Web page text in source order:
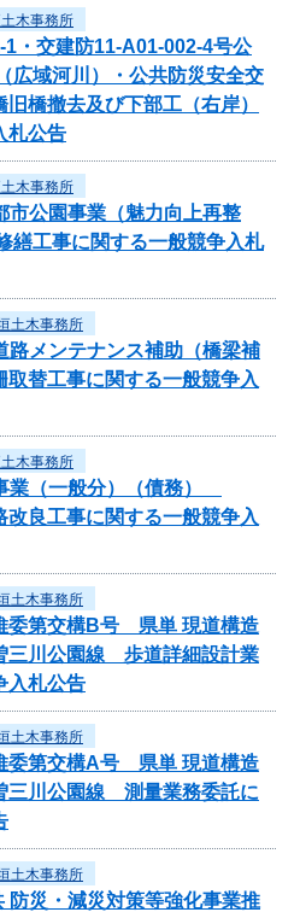
木事務所
・交建防11-A01-002-4号公
広域河川）・公共防災安全交
橋撤去及び下部工（右岸）
札公告
木事務所
市公園事業（魅力向上再整
繕工事に関する一般競争入札
土木事務所
路メンテナンス補助（橋梁補
替工事に関する一般競争入
木事務所
業（一般分）（債務）
良工事に関する一般競争入
土木事務所
委第交構B号 県単 現道構造
三川公園線 歩道詳細設計業
入札公告
土木事務所
委第交構A号 県単 現道構造
三川公園線 測量業務委託に
土木事務所
防災・減災対策等強化事業推